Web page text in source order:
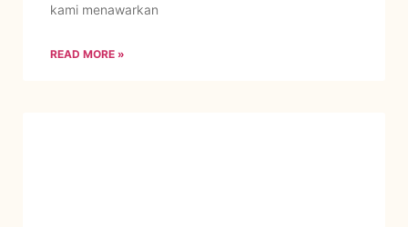
kami menawarkan
READ MORE »